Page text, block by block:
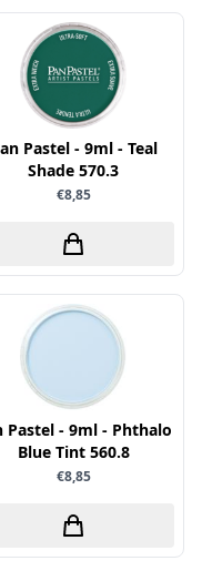
Pastel - 9ml - Teal
Shade 570.3
€8,85
Pastel - 9ml - Phthalo
Blue Tint 560.8
€8,85